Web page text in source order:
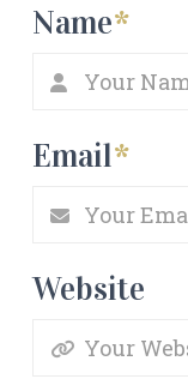
Name*
Email*
Website